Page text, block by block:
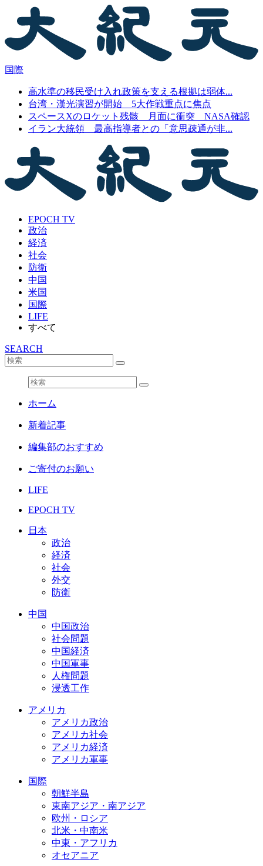
国際
高水準の移民受け入れ政策を支える根拠は弱体...
台湾・漢光演習が開始 5大作戦重点に焦点
スペースXのロケット残骸 月面に衝突 NASA確認
イラン大統領 最高指導者との「意思疎通が非...
EPOCH TV
政治
経済
社会
防衛
中国
米国
国際
LIFE
すべて
SEARCH
ホーム
新着記事
編集部のおすすめ
ご寄付のお願い
LIFE
EPOCH TV
日本
政治
経済
社会
外交
防衛
中国
中国政治
社会問題
中国経済
中国軍事
人権問題
浸透工作
アメリカ
アメリカ政治
アメリカ社会
アメリカ経済
アメリカ軍事
国際
朝鮮半島
東南アジア・南アジア
欧州・ロシア
北米・中南米
中東・アフリカ
オセアニア